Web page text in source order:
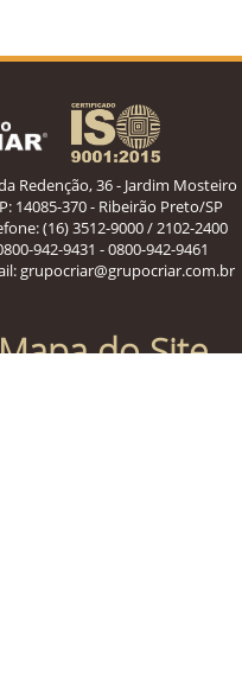
Redenção, 36 - Jardim Mosteiro
14085-370 - Ribeirão Preto/SP
(16) 3512-9000/2102-2400
942-9431 - 0800-942-9461
grupocriar@grupocriar.com.br
do Site